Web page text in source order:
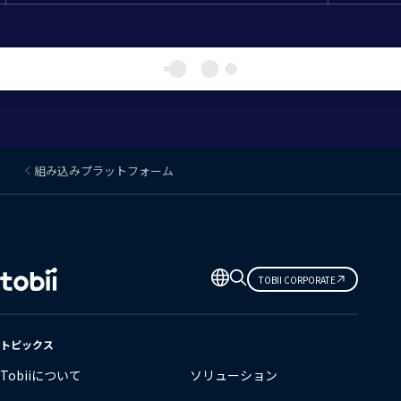
組み込みプラットフォーム
言
語
の
更
TOBII CORPORATE
トピックス
Tobiiについて
ソリューション